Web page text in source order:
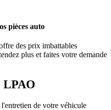
pièces auto
des prix imbattables
plus et faites votre demande
LPAO
de votre véhicule